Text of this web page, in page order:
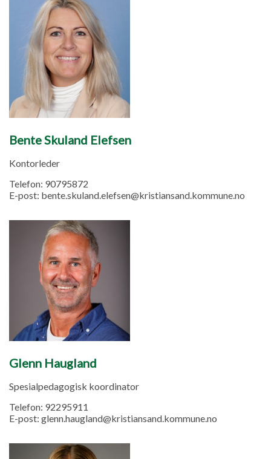
Bente Skuland Elefsen
Kontorleder
Telefon: 90795872
E-post: bente.skuland.elefsen@kristiansand.kommune.no
Glenn Haugland
Spesialpedagogisk koordinator
Telefon: 92295911
E-post: glenn.haugland@kristiansand.kommune.no